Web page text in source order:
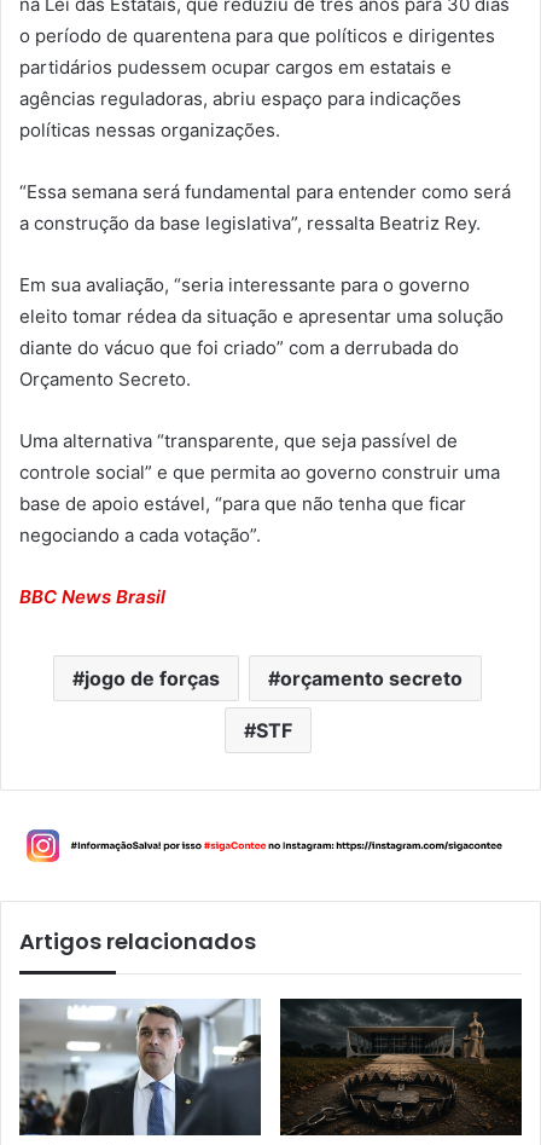
o período de quarentena para que políticos e dirigentes
partidários pudessem ocupar cargos em estatais e
agências reguladoras, abriu espaço para indicações
políticas nessas organizações.
“Essa semana será fundamental para entender como será
a construção da base legislativa”, ressalta Beatriz Rey.
Em sua avaliação, “seria interessante para o governo
eleito tomar rédea da situação e apresentar uma solução
diante do vácuo que foi criado” com a derrubada do
Orçamento Secreto.
Uma alternativa “transparente, que seja passível de
controle social” e que permita ao governo construir uma
base de apoio estável, “para que não tenha que ficar
negociando a cada votação”.
BBC News Brasil
jogo de forças orçamento secreto
STF
Artigos relacionados